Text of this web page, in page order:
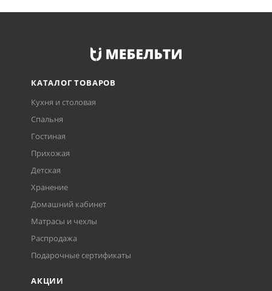
КАТАЛОГ ТОВАРОВ
Кухня и столовая
Спальня
Гостиная
Прихожая
Детская
Хранение
Домашний кабинет
Матрасы и чехлы
Распродажа
Подарочные сертификаты
АКЦИИ